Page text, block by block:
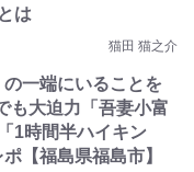
は
猫田 猫之介
一端にいることを
も大迫力「吾妻小富
1時間半ハイキン
【福島県福島市】